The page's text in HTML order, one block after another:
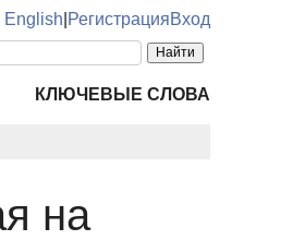
English РегистрацияВход
КЛЮЧЕВЫЕ СЛОВА
на